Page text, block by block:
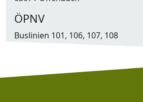
ÖPNV
Buslinien 101, 106, 107, 108